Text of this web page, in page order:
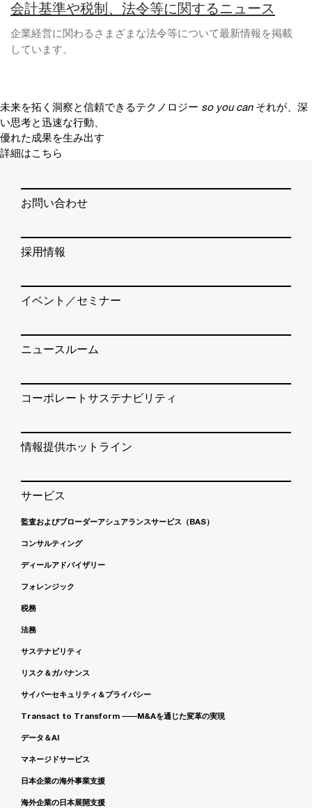
会計基準や税制、法令等に関するニュース
企業経営に関わるさまざまな法令等について最新情報を掲載
しています。
未来を拓く洞察と信頼できるテクノロジー so you can それが、深
い思考と迅速な行動、
優れた成果を生み出す
詳細はこちら
お問い合わせ
採用情報
イベント／セミナー
ニュースルーム
コーポレートサステナビリティ
情報提供ホットライン
サービス
監査およびブローダーアシュアランスサービス（BAS）
コンサルティング
ディールアドバイザリー
フォレンジック
税務
法務
サステナビリティ
リスク＆ガバナンス
サイバーセキュリティ＆プライバシー
Transact to Transform ――M&Aを通じた変革の実現
データ＆AI
マネージドサービス
日本企業の海外事業支援
海外企業の日本展開支援